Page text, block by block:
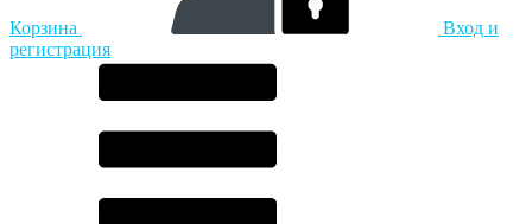
Корзина
Вход и
регистрация